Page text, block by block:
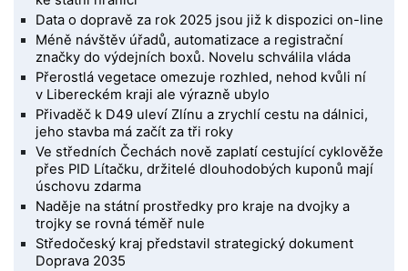
Data o dopravě za rok 2025 jsou již k dispozici on-line
Méně návštěv úřadů, automatizace a registrační
značky do výdejních boxů. Novelu schválila vláda
Přerostlá vegetace omezuje rozhled, nehod kvůli ní
v Libereckém kraji ale výrazně ubylo
Přivaděč k D49 uleví Zlínu a zrychlí cestu na dálnici,
jeho stavba má začít za tři roky
Ve středních Čechách nově zaplatí cestující cyklověže
přes PID Lítačku, držitelé dlouhodobých kuponů mají
úschovu zdarma
Naděje na státní prostředky pro kraje na dvojky a
trojky se rovná téměř nule
Středočeský kraj představil strategický dokument
Doprava 2035